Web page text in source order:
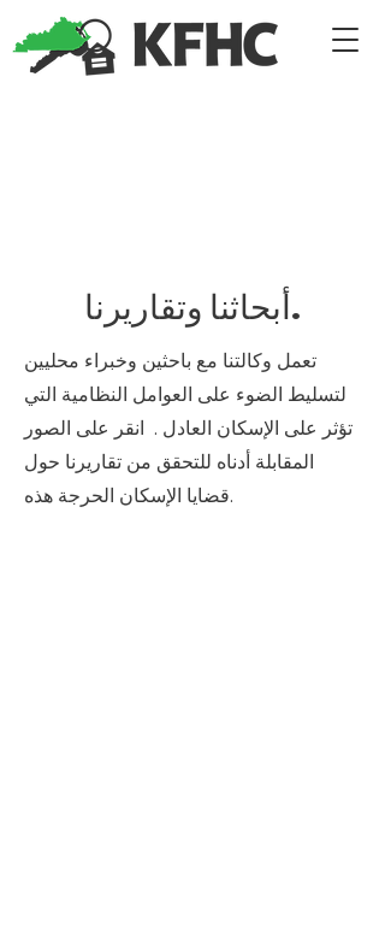
أبحاثنا وتقاريرنا.
تعمل وكالتنا مع باحثين وخبراء محليين
لتسليط الضوء على العوامل النظامية التي
تؤثر على الإسكان العادل . انقر على الصور
المقابلة أدناه للتحقق من تقاريرنا حول
قضايا الإسكان الحرجة هذه.